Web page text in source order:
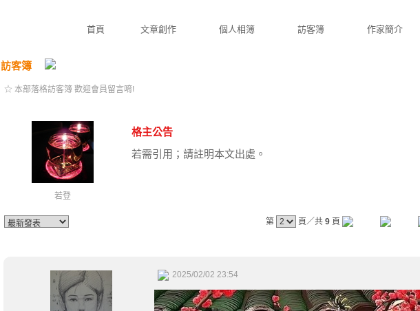
首頁 文章創作 個人相簿 訪客簿 作家簡介
訪客簿
☆ 本部落格訪客簿 歡迎會員留言唷!
若登
格主公告
若需引用；請註明本文出處。
第 頁／共 9 頁
2025/02/02 23:54